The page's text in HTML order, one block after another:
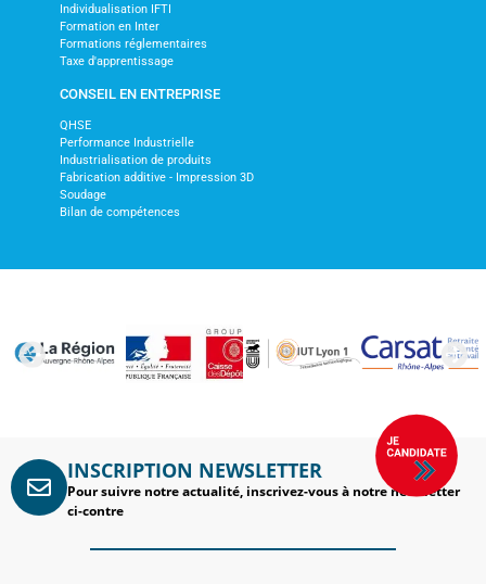
Individualisation IFTI
Formation en Inter
Formations réglementaires
Taxe d'apprentissage
CONSEIL EN ENTREPRISE
QHSE
Performance Industrielle
Industrialisation de produits
Fabrication additive - Impression 3D
Soudage
Bilan de compétences
INSCRIPTION NEWSLETTER
Pour suivre notre actualité, inscrivez-vous à notre newsletter
ci-contre